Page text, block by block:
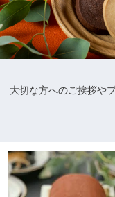
大切な方へのご挨拶や